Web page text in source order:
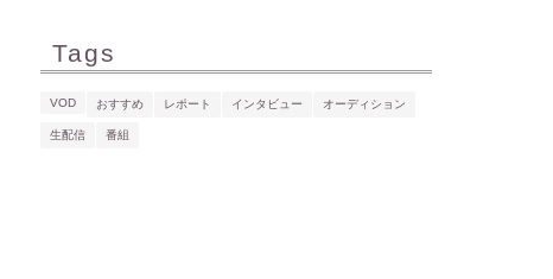
Tags
VOD おすすめ レポート インタビュー オーディション
生配信 番組